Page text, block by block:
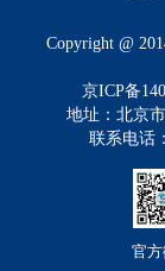
Copyright @
京ICP备
地址：北京
联系电话
官